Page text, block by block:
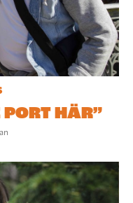
HÄR”